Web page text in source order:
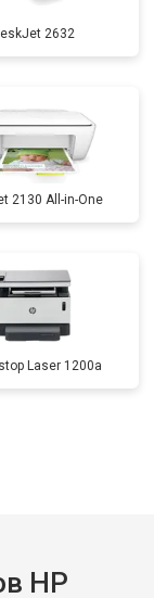
2632
2130 All-in-One
Laser 1200a
HP